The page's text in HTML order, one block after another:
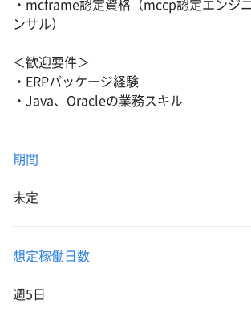
・mcframe認定資格（mccp認定エンジ
ンサル）
＜歓迎要件＞
・ERPパッケージ経験
・Java、Oracleの業務スキル
期間
未定
想定稼働日数
週5日